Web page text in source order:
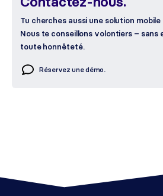
Tu cherches aussi une solution
Nous te conseillons volontiers – sans
toute honnêteté.
Réservez une démo.